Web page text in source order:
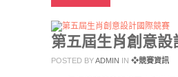
第五屆生肖創意設
POSTED BYADMIN IN ❖競賽資訊